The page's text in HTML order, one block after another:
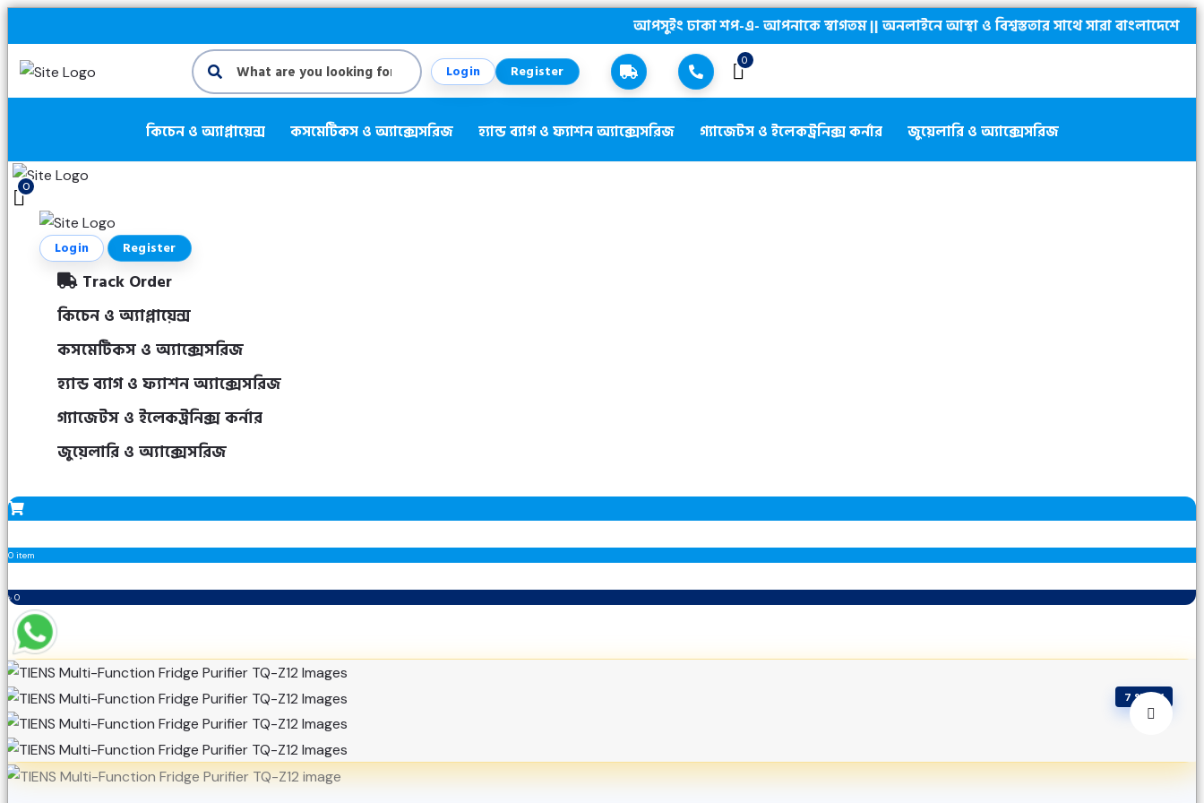
আপসুইং ঢাকা শপ-এ- আপনাকে স্বাগতম || অনলাইনে আস্থা ও বিশ্বস্ততার সাথে সারা বাংলাদেশে হোম
Login Register
0
কিচেন ও অ্যাপ্লায়েন্স কসমেটিকস ও অ্যাক্সেসরিজ হ্যান্ড ব্যাগ ও ফ্যাশন অ্যাক্সেসরিজ গ্যাজেটস ও ইলেকট্রনিক্স কর্নার জুয়েলারি ও অ্যাক্সেসরিজ
0
Login Register
Track Order
কিচেন ও অ্যাপ্লায়েন্স
কসমেটিকস ও অ্যাক্সেসরিজ
হ্যান্ড ব্যাগ ও ফ্যাশন অ্যাক্সেসরিজ
গ্যাজেটস ও ইলেকট্রনিক্স কর্নার
জুয়েলারি ও অ্যাক্সেসরিজ
0 item
৳ 0
7 % Off